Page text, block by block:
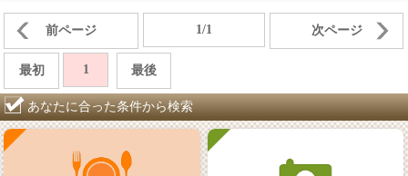
前ページ 1/1 次ページ
最初 1 最後
あなたに合った条件から検索